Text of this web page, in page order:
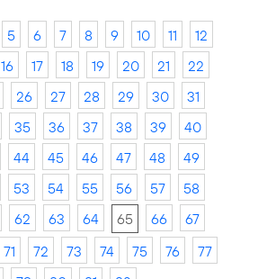
5 6 7 8 9 10 11
12
16 17 18 19 20 21
22
26 27 28 29 30
31
35 36 37 38 39
40
44 45 46 47 48
49
53 54 55 56 57
58
62 63 64 65 66
67
71 72 73 74 75 76
77